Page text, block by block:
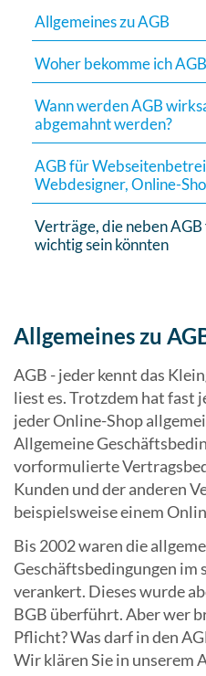
Allgemeines zu AGB
Woher bekomme ich
Wann werden AGB
abgemahnt werden?
AGB für
Webdesigner, Online-
Verträge, die neben
wichtig sein könnten
Allgemeines zu
AGB - jeder kennt das
liest es. Trotzdem hat fast
jeder Online-Shop
Allgemeine
vorformulierte
Kunden und der anderen
beispielsweise einem
Bis 2002 waren die
Geschäftsbedingungen im
verankert. Dieses wurde
BGB überführt. Aber wer
Pflicht? Was darf in den
Wir klären Sie in unserem